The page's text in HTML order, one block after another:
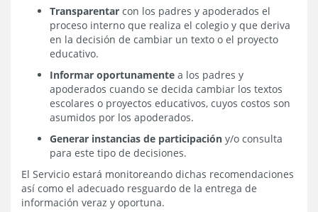
Transparentar con los padres y apoderados el
proceso interno que realiza el colegio y que deriva
en la decisión de cambiar un texto o el proyecto
educativo.
Informar oportunamente a los padres y
apoderados cuando se decida cambiar los textos
escolares o proyectos educativos, cuyos costos son
asumidos por los apoderados.
Generar instancias de participación y/o consulta
para este tipo de decisiones.
El Servicio estará monitoreando dichas recomendaciones
así como el adecuado resguardo de la entrega de
información veraz y oportuna.